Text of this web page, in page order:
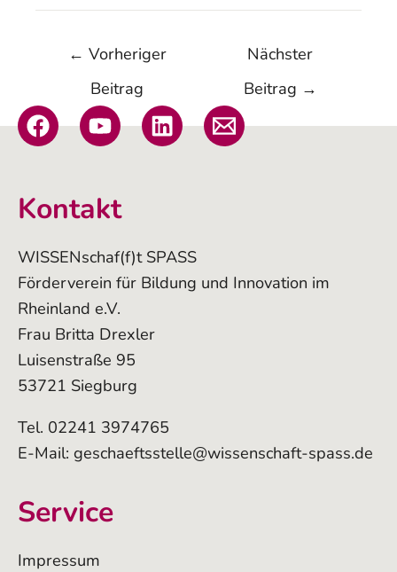
← Vorheriger
Beitrag
Nächster
Beitrag →
Kontakt
WISSENschaf(f)t SPASS
Förderverein für Bildung und Innovation im
Rheinland e.V.
Frau Britta Drexler
Luisenstraße 95
53721 Siegburg
Tel. 02241 3974765
E-Mail: geschaeftsstelle@wissenschaft-spass.de
Service
Impressum